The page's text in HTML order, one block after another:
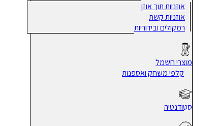
אוזניות תוך אוזן
אוזניות קשת
רמקולים ובידוריות
מוצרי חשמל
קלפי משחק ואספנות
סטודנטיה